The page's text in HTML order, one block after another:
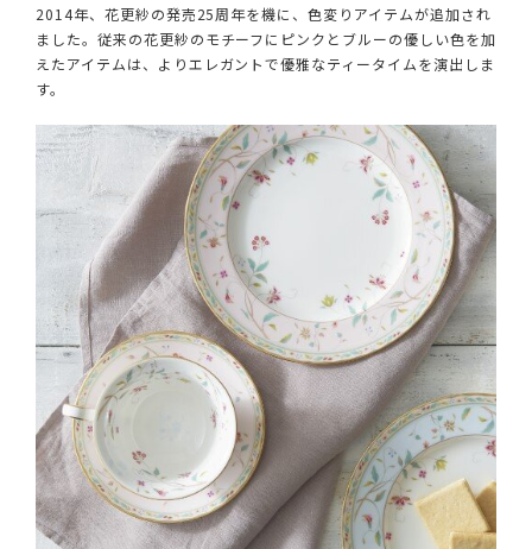
2014年、花更紗の発売25周年を機に、色変りアイテムが追加され
ました。従来の花更紗のモチーフにピンクとブルーの優しい色を加
えたアイテムは、よりエレガントで優雅なティータイムを演出しま
す。